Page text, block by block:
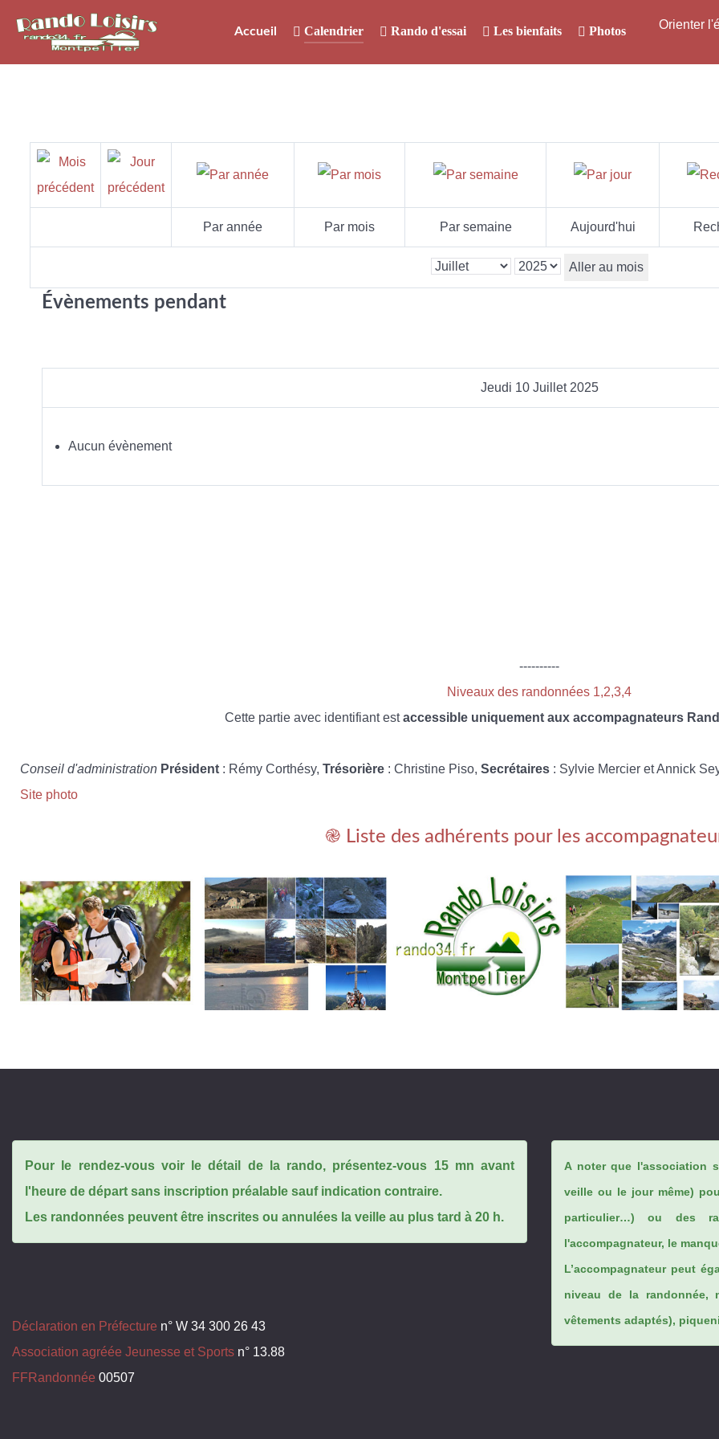
Accueil Calendrier Rando d'essai Les bienfaits Photos Orienter
Par année Par mois Par semaine Aujourd'hui
Aller au mois
Évènements pendant
Jeudi 10 Juillet 2025
Aucun évènement
----------
Niveaux des randonnées 1,2,3,4
Cette partie avec identifiant estaccessible uniquement aux accompagnateurs
Conseil d'administration Président : Rémy Corthésy, Trésorière : Christine Piso, Secrétaires : Sylvie Mercier et Annick
Site photo
֎ Liste des adhérents pour les
Pour le rendez-vous voir le détail de la rando, présentez-vous 15 mn avant
l'heure de départ sans inscription préalable sauf indication contraire.
Les randonnées peuvent être inscrites ou annulées la veille au plus tard à 20 h.
Déclaration en Préfecture n° W 34 300 26 43
Association agréée Jeunesse et Sports n° 13.88
FFRandonnée 00507
A noter que l'association
veille ou le jour même)
particulier…) ou des
l'accompagnateur, le
L’accompagnateur peut
niveau de la randonnée,
vêtements adaptés),